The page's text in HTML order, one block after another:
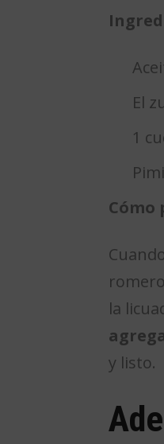
El
1
Cómo
la
y listo.